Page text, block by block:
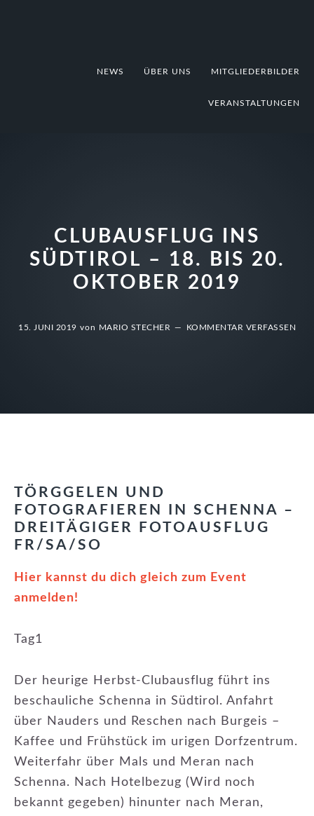
NEWS ÜBER UNS MITGLIEDERBILDER
VERANSTALTUNGEN
CLUBAUSFLUG INS
SÜDTIROL – 18. BIS 20.
OKTOBER 2019
15. JUNI 2019 von MARIO STECHER KOMMENTAR VERFASSEN
TÖRGGELEN UND
FOTOGRAFIEREN IN SCHENNA –
DREITÄGIGER FOTOAUSFLUG
FR/SA/SO
Hier kannst du dich gleich zum Event
anmelden!
Tag1
Der heurige Herbst-Clubausflug führt ins
beschauliche Schenna in Südtirol. Anfahrt
über Nauders und Reschen nach Burgeis –
Kaffee und Frühstück im urigen Dorfzentrum.
Weiterfahr über Mals und Meran nach
Schenna. Nach Hotelbezug (Wird noch
bekannt gegeben) hinunter nach Meran,